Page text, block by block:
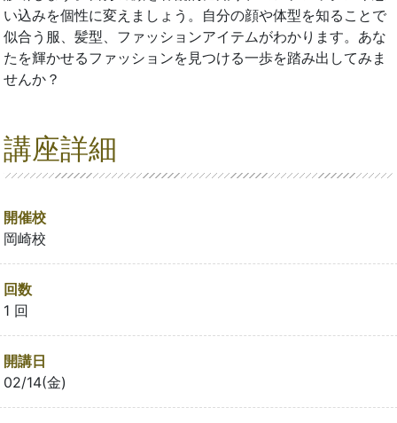
い込みを個性に変えましょう。自分の顔や体型を知ることで
似合う服、髪型、ファッションアイテムがわかります。あな
たを輝かせるファッションを見つける一歩を踏み出してみま
せんか？
講座詳細
開催校
岡崎校
回数
1 回
開講日
02/14(金)